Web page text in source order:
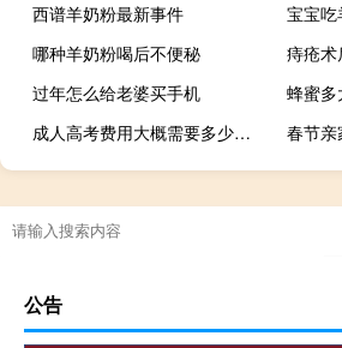
西谱羊奶粉最新事件
宝宝吃
哪种羊奶粉喝后不便秘
痔疮
过年怎么给老婆买手机
蜂蜜
成人高考费用大概需要多少花费
春节亲
公告